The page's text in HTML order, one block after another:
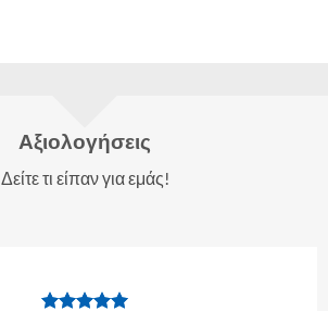
Αξιολογήσεις
Δείτε τι είπαν για εμάς!